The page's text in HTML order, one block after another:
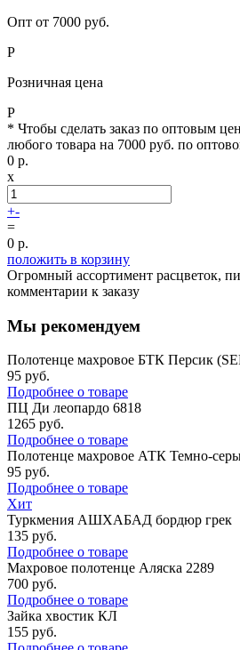
Опт от 7000 руб.
Р
Розничная цена
Р
* Чтобы сделать заказ по оптовым
любого товара на 7000 руб. по
0 р.
x
+-
=
0 р.
положить в корзину
Огромный ассортимент расцветок,
комментарии к заказу
Мы рекомендуем
Полотенце махровое БТК Персик
95 руб.
Подробнее о товаре
ПЦ Ди леопардо 6818
1265 руб.
Подробнее о товаре
Полотенце махровое АТК Темно-
95 руб.
Подробнее о товаре
Хит
Туркмения АШХАБАД бордюр грек
135 руб.
Подробнее о товаре
Махровое полотенце Аляска 2289
700 руб.
Подробнее о товаре
Зайка хвостик КЛ
155 руб.